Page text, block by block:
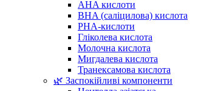
AHA кислоти
BHA (саліцилова) кислота
PHA-кислоти
Гліколева кислота
Молочна кислота
Мигдалева кислота
Транексамова кислота
🌿 Заспокійливі компоненти